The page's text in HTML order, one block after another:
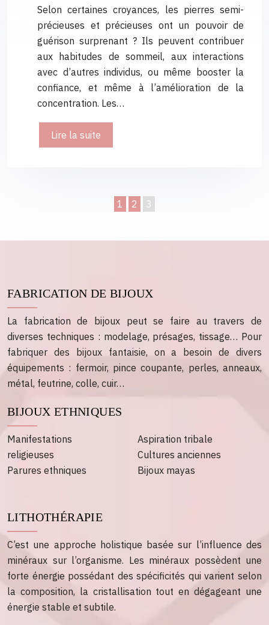
Selon certaines croyances, les pierres semi-
précieuses et précieuses ont un pouvoir de
guérison surprenant ? Ils peuvent contribuer
aux habitudes de sommeil, aux interactions
avec d’autres individus, ou même booster la
confiance, et même à l’amélioration de la
concentration. Les…
Lire la suite
1 2 3
FABRICATION DE BIJOUX
La fabrication de bijoux peut se faire au travers de
diverses techniques : modelage, présages, tissage… Pour
fabriquer des bijoux fantaisie, on a besoin de divers
équipements : fermoir, pince coupante, perles, anneaux,
métal, feutrine, colle, cuir…
BIJOUX ETHNIQUES
Manifestations
religieuses
Parures ethniques
Aspiration tribale
Cultures anciennes
Bijoux mayas
LITHOTHÉRAPIE
C’est une approche holistique basée sur l’influence des
minéraux sur l’organisme. Les minéraux possèdent une
forte énergie possédant des spécificités qui varient selon
la composition, la cristallisation tout en dégageant une
énergie stable et subtile.